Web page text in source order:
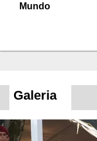
Mundo
Galeria